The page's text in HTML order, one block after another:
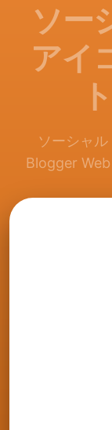
ソー
アイ
ソーシャル
Blogger Web